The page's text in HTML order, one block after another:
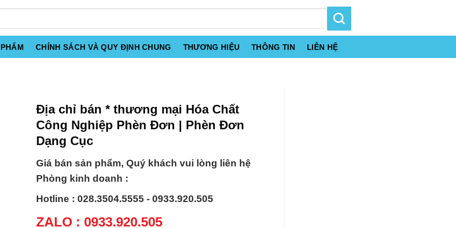
CHÍNH SÁCH VÀ QUY ĐỊNH CHUNG THƯƠNG HIỆU THÔNG TIN LIÊN HỆ
Địa chỉ bán * thương mại Hóa Chất
Công Nghiệp Phèn Đơn | Phèn Đơn
Dạng Cục
Giá bán sản phẩm, Quý khách vui lòng liên hệ
Phòng kinh doanh :
Hotline : 028.3504.5555 - 0933.920.505
ZALO : 0933.920.505